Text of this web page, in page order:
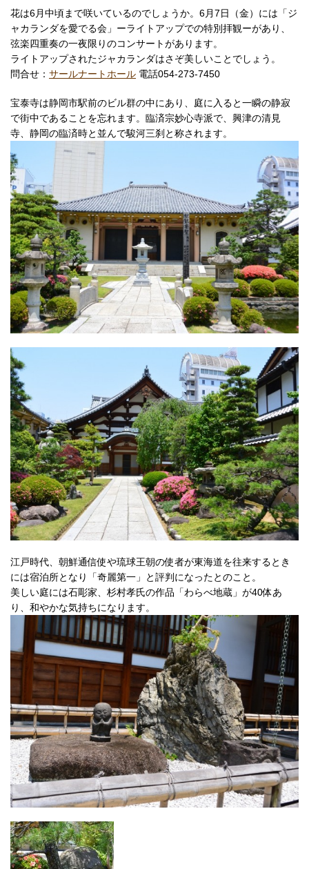
花は6月中頃まで咲いているのでしょうか。6月7日（金）には「ジ
ャカランダを愛でる会」ーライトアップでの特別拝観ーがあり、
弦楽四重奏の一夜限りのコンサートがあります。
ライトアップされたジャカランダはさぞ美しいことでしょう。
問合せ： サールナートホール 電話054-273-7450
宝泰寺は静岡市駅前のビル群の中にあり、庭に入ると一瞬の静寂
で街中であることを忘れます。臨済宗妙心寺派で、興津の清見
寺、静岡の臨済時と並んで駿河三刹と称されます。
江戸時代、朝鮮通信使や琉球王朝の使者が東海道を往来するとき
には宿泊所となり「奇麗第一」と評判になったとのこと。
美しい庭には石彫家、杉村孝氏の作品「わらべ地蔵」が40体あ
り、和やかな気持ちになります。